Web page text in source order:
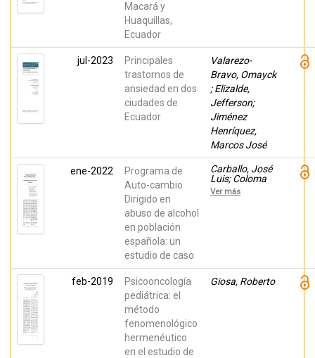
Macará y
Huaquillas,
Ecuador
jul-2023
Principales
trastornos de
ansiedad en dos
ciudades de
Ecuador
Valarezo-
Bravo, Omayck
; Elizalde,
Jefferson;
Jiménez
Henríquez,
Marcos José
ene-2022
Programa de
Auto-cambio
Dirigido en
abuso de alcohol
en población
española: un
estudio de caso
Carballo, José
Luis; Coloma
Carmona,
Ainhoa; Sobell,
Ver más
feb-2019
Psicooncología
pediátrica: el
método
fenomenológico
hermenéutico
en el estudio de
Giosa, Roberto